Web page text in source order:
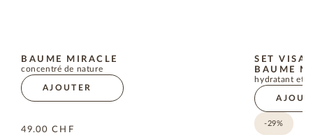
BAUME MIRACLE
concentré de nature
AJOUTER
49.00 CHF
SET
BAUME
hydratant et
-29%